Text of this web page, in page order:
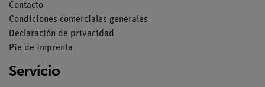
Contacto
Condiciones comerciales generales
Declaración de privacidad
Pie de imprenta
Servicio